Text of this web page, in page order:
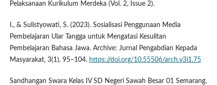
Pelaksanaan Kurikulum Merdeka (Vol. 2, Issue 2).
I., & Sulistyowati, S. (2023). Sosialisasi Penggunaan Media
Pembelajaran Ular Tangga untuk Mengatasi Kesulitan
Pembelajaran Bahasa Jawa. Archive: Jurnal Pengabdian Kepada
Masyarakat, 3(1), 95–104. https://doi.org/10.55506/arch.v3i1.75
Sandhangan Swara Kelas IV SD Negeri Sawah Besar 01 Semarang.